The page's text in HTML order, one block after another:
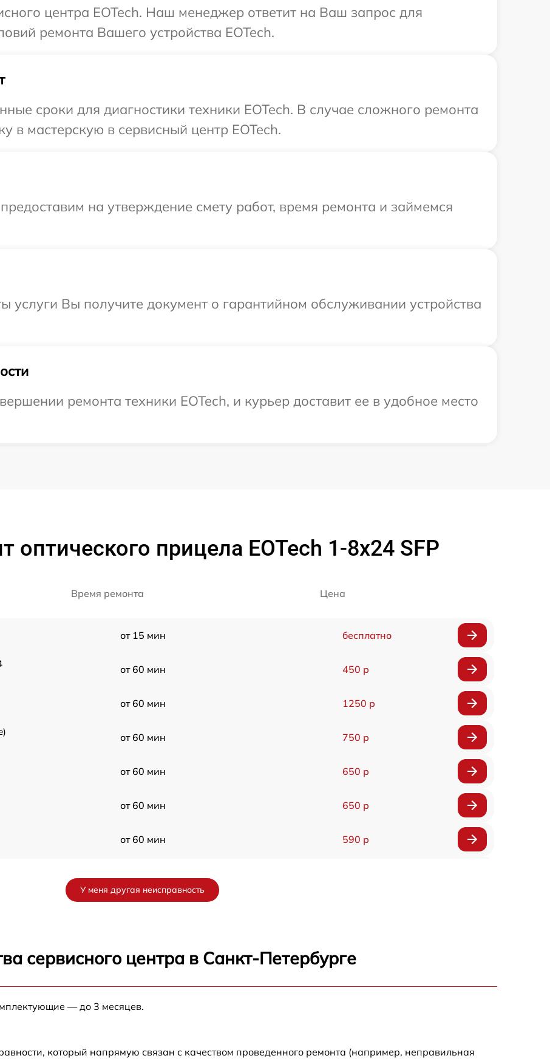
центра EOTech. Наш менеджер ответит на Ваш запрос для
ремонта Вашего устройства EOTech.
сроки для диагностики техники EOTech. В случае сложного ремонта
в мастерскую в сервисный центр EOTech.
на утверждение смету работ, время ремонта и займемся
услуги Вы получите документ о гарантийном обслуживании устройства
ремонта техники EOTech, и курьер доставит ее в удобное место
оптического прицела EOTech 1-8x24 SFP
Время ремонта Цена
от 15 мин бесплатно
от 60 мин 450 р
от 60 мин 1250 р
от 60 мин 750 р
от 60 мин 650 р
от 60 мин 650 р
от 60 мин 590 р
от 60 мин
У меня другая неисправность
сервисного центра в Санкт-Петербурге
— до 3 месяцев.
который напрямую связан с качеством проведенного ремонта (например, неправильная